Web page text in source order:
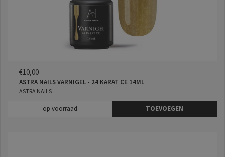
€10,00
ASTRA NAILS VARNIGEL - 24 KARAT CE 14ML
ASTRA NAILS
op voorraad TOEVOEGEN